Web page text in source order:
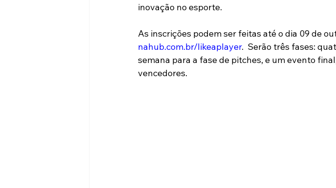
inovação no esporte.
As inscrições podem ser feitas até o dia 09 de
nahub.com.br/likeaplayer.  Serão três fases:
semana para a fase de pitches, e um evento
vencedores.